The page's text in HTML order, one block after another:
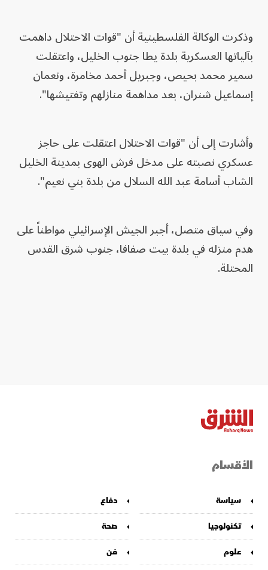
وذكرت الوكالة الفلسطينية أن "قوات الاحتلال داهمت
بآلياتها العسكرية بلدة يطا جنوب الخليل، واعتقلت
سمير محمد بحيص، وجبريل أحمد مخامرة، ونعمان
إسماعيل شنران، بعد مداهمة منازلهم وتفتيشها".
وأشارت إلى أن "قوات الاحتلال اعتقلت على حاجز
عسكري نصبته على مدخل فرش الهوى بمدينة الخليل
الشاب أسامة عبد الله السلال من بلدة بني نعيم".
وفي سياق متصل، أجبر الجيش الإسرائيلي مواطناً على
هدم منزله في بلدة بيت صفافا، جنوب شرق القدس
المحتلة.
الأقسام
سياسة
دفاع
تكنولوجيا
صحة
علوم
فن